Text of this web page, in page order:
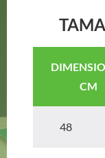
CM
48